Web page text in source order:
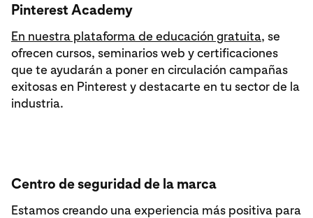
Pinterest Academy
En nuestra plataforma de educación gratuita, se
ofrecen cursos, seminarios web y certificaciones
que te ayudarán a poner en circulación campañas
exitosas en Pinterest y destacarte en tu sector de la
industria.
Centro de seguridad de la marca
Estamos creando una experiencia más positiva para